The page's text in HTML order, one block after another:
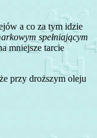
a co za tym idzie
spełniającym
mniejsze tarcie
przy droższym oleju